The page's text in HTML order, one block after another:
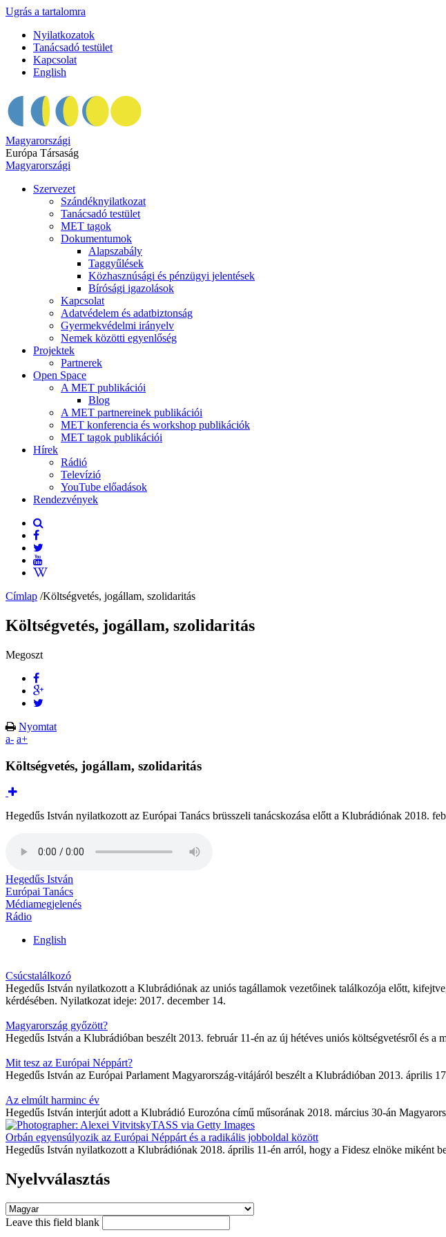
Ugrás a tartalomra
Nyilatkozatok
Tanácsadó testület
Kapcsolat
English
Magyarországi
Európa Társaság
Magyarországi
Szervezet
Szándéknyilatkozat
Tanácsadó testület
MET tagok
Dokumentumok
Alapszabály
Taggyűlések
Közhasznúsági és pénzügyi jelentések
Bírósági igazolások
Kapcsolat
Adatvédelem és adatbiztonság
Gyermekvédelmi irányelv
Nemek közötti egyenlőség
Projektek
Partnerek
Open Space
A MET publikációi
Blog
A MET partnereinek publikációi
MET konferencia és workshop publikációk
MET tagok publikációi
Hírek
Rádió
Televízió
YouTube előadások
Rendezvények
Címlap /Költségvetés, jogállam, szolidaritás
Költségvetés, jogállam, szolidaritás
Megoszt
Nyomtat
a- a+
Költségvetés, jogállam, szolidaritás
Hegedűs István nyilatkozott az Európai Tanács brüsszeli tanácskozása előtt a Klubrádiónak 2018.
Hegedűs István
Európai Tanács
Médiamegjelenés
Rádio
English
Csúcstalálkozó
Hegedűs István nyilatkozott a Klubrádiónak az uniós tagállamok vezetőinek találkozója előtt,
kérdésében. Nyilatkozat ideje: 2017. december 14.
Magyarország győzött?
Hegedűs István a Klubrádióban beszélt 2013. február 11-én az új hétéves uniós költségvetésről és a
Mit tesz az Európai Néppárt?
Hegedűs István az Európai Parlament Magyarország-vitájáról beszélt a Klubrádióban 2013. április
Az elmúlt harminc év
Hegedűs István interjút adott a Klubrádió Eurozóna című műsorának 2018. március 30-án
Orbán egyensúlyozik az Európai Néppárt és a radikális jobboldal között
Hegedűs István nyilatkozott a Klubrádiónak 2018. április 11-én arról, hogy a Fidesz elnöke miként
Nyelvválasztás
Leave this field blank